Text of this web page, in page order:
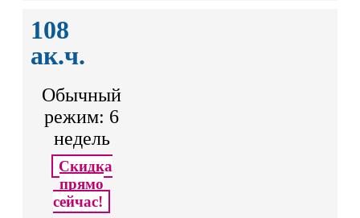
108
ак.ч.
Обычный
режим: 6
недель
Скидка
прямо
сейчас!